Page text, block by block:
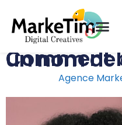
Comment bien choisir
Agence